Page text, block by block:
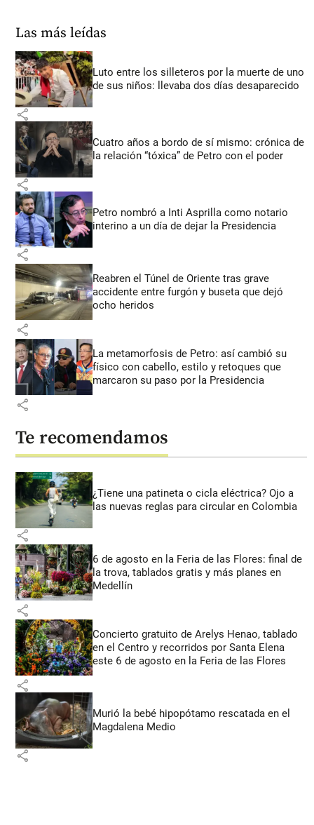
Las más leídas
Luto entre los silleteros por la muerte de uno
de sus niños: llevaba dos días desaparecido
share
Cuatro años a bordo de sí mismo: crónica de
la relación “tóxica” de Petro con el poder
share
Petro nombró a Inti Asprilla como notario
interino a un día de dejar la Presidencia
share
Reabren el Túnel de Oriente tras grave
accidente entre furgón y buseta que dejó
ocho heridos
share
La metamorfosis de Petro: así cambió su
físico con cabello, estilo y retoques que
marcaron su paso por la Presidencia
share
Te recomendamos
¿Tiene una patineta o cicla eléctrica? Ojo a
las nuevas reglas para circular en Colombia
share
6 de agosto en la Feria de las Flores: final de
la trova, tablados gratis y más planes en
Medellín
share
Concierto gratuito de Arelys Henao, tablado
en el Centro y recorridos por Santa Elena
este 6 de agosto en la Feria de las Flores
share
Murió la bebé hipopótamo rescatada en el
Magdalena Medio
share